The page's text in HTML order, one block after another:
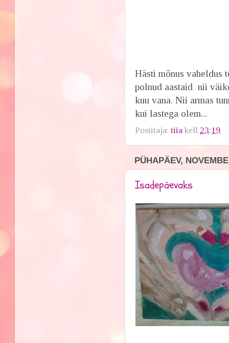
Hästi mõnus vaheldus
polnud aastaid nii
kuu vana. Nii armas
kui lastega olem...
Postitaja:tiia kell 23:19
PÜHAPÄEV,
Isadepäevaks